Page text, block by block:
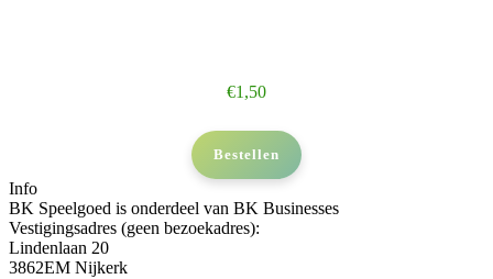
€1,50
Bestellen
Info
BK Speelgoed is onderdeel van BK Businesses
Vestigingsadres (geen bezoekadres):
Lindenlaan 20
3862EM Nijkerk